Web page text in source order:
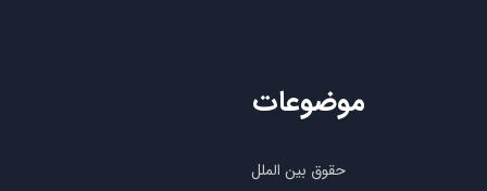
حقوق بین الملل
موضوعات